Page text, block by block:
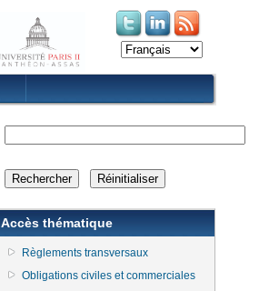
(le lien est externe)
(le lien est externe)
Accès thématique
Règlements transversaux
Obligations civiles et commerciales